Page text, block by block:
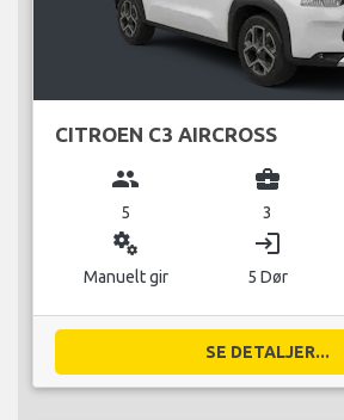
CITROEN C3 AIRCROSS
group
5
business_center
3
miscellaneous_services
Manuelt gir
login
5 Dør
SE DETALJER...